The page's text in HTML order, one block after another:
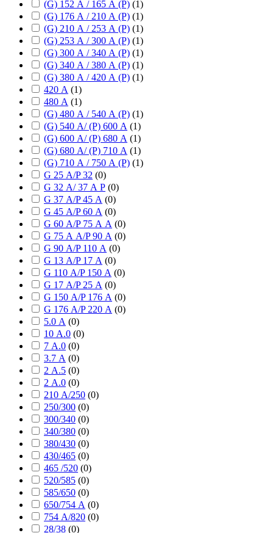
(G) 152 А / 165 А (P) (1)
(G) 176 А / 210 А (P) (1)
(G) 210 А / 253 А (P) (1)
(G) 253 А / 300 А (P) (1)
(G) 300 А / 340 А (P) (1)
(G) 340 А / 380 А (P) (1)
(G) 380 А / 420 А (P) (1)
420 А (1)
480 А (1)
(G) 480 А / 540 А (P) (1)
(G) 540 А/ (P) 600 А (1)
(G) 600 А/ (P) 680 А (1)
(G) 680 А/ (P) 710 А (1)
(G) 710 А / 750 А (P) (1)
G 25 А/P 32 (0)
G 32 А/ 37 А P (0)
G 37 А/P 45 А (0)
G 45 А/P 60 А (0)
G 60 А/P 75 А А (0)
G 75 А А/P 90 А (0)
G 90 А/P 110 А (0)
G 13 А/P 17 А (0)
G 110 А/P 150 А (0)
G 17 А/P 25 А (0)
G 150 А/P 176 А (0)
G 176 А/P 220 А (0)
5.0 А (0)
10 А.0 (0)
7 А.0 (0)
3.7 А (0)
2 А.5 (0)
2 А.0 (0)
210 А/250 (0)
250/300 (0)
300/340 (0)
340/380 (0)
380/430 (0)
430/465 (0)
465 /520 (0)
520/585 (0)
585/650 (0)
650/754 А (0)
754 А/820 (0)
28/38 (0)